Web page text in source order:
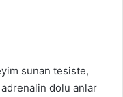
sunan tesiste,
dolu anlar